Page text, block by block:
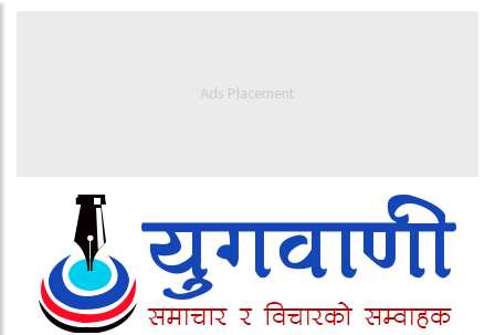
Ads Placement